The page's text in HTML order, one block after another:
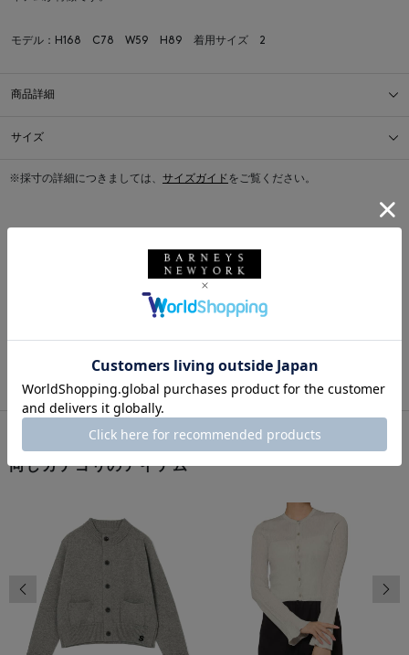
モデル：H168 C78 W59 H89 着用サイズ 2
商品詳細
サイズ
※採寸の詳細につきましては、 サイズガイドをご覧ください。
このアイテムをシェアする
同じカテゴリのアイテム
前の画像